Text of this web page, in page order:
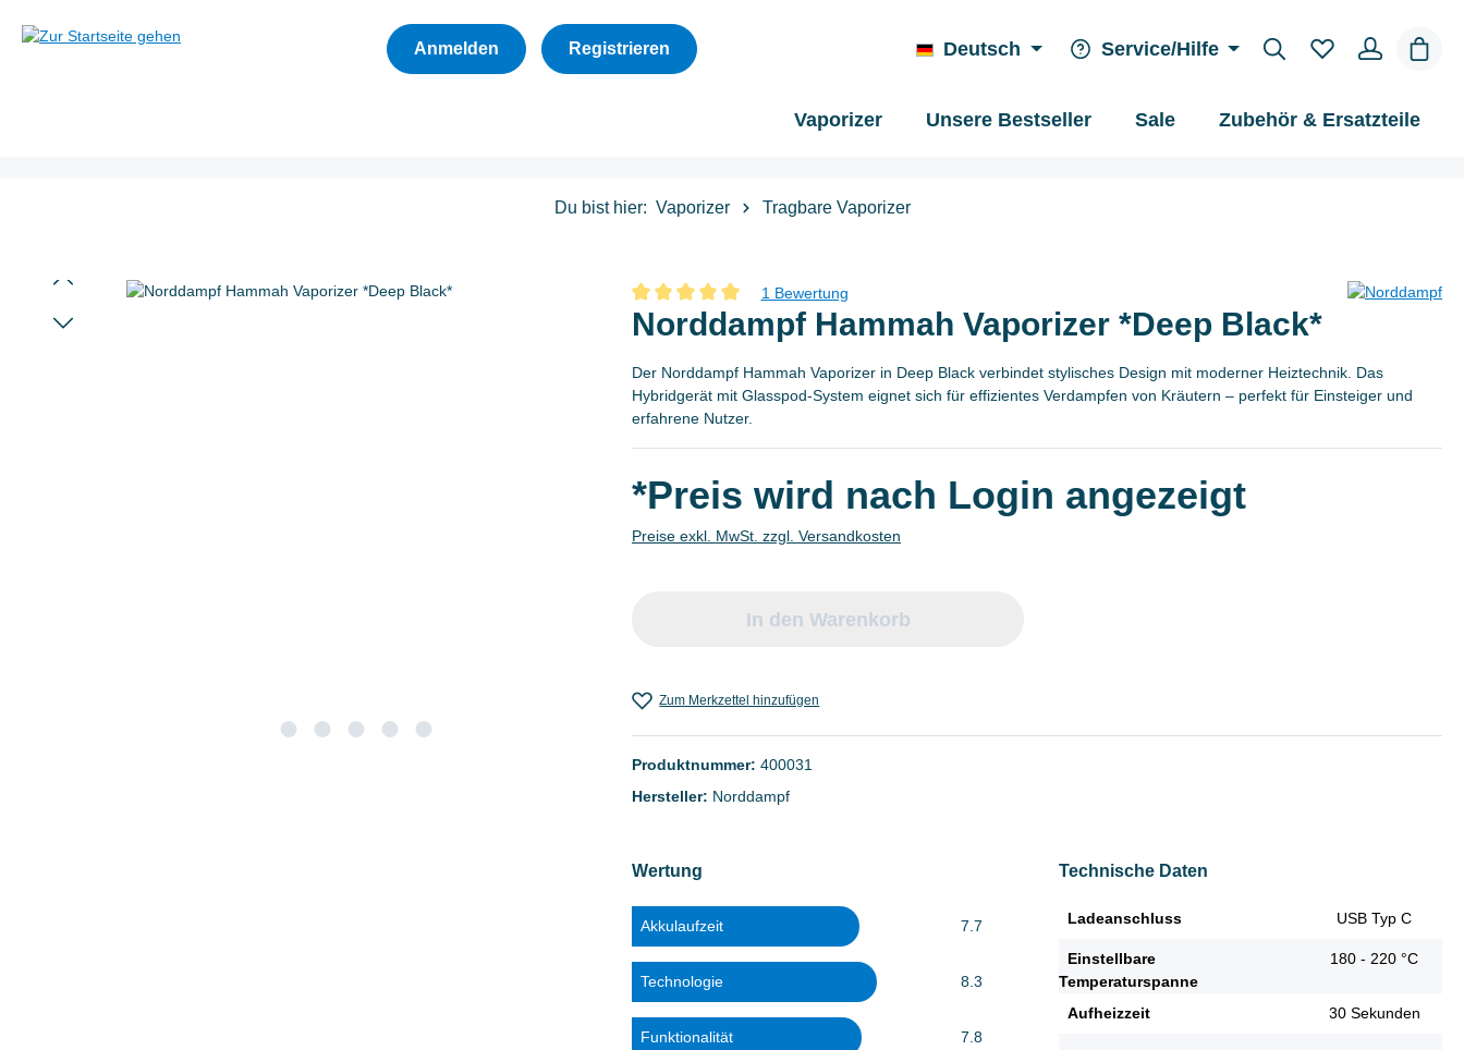
Hauptnavigation springen
Deutsch Service/Hilfe
Anmelden Registrieren
Vaporizer Unsere Bestseller Sale Zubehör & Ersatzteile
Du bist hier: Vaporizer Tragbare Vaporizer
Bildergalerie überspringen
Durchschnittliche Bewertung von 5 von 5 Sternen
1 Bewertung
Norddampf Hammah Vaporizer *Deep Black*
Der Norddampf Hammah Vaporizer in Deep Black verbindet stylisches Design mit moderner Heiztechnik. Das
Hybridgerät mit Glasspod-System eignet sich für effizientes Verdampfen von Kräutern – perfekt für Einsteiger und
erfahrene Nutzer.
*Preis wird nach Login angezeigt
Preise exkl. MwSt. zzgl. Versandkosten
In den Warenkorb
Zum Merkzettel hinzufügen
Produktnummer: 400031
Hersteller: Norddampf
Wertung
Akkulaufzeit 7.7
Technologie 8.3
Funktionalität 7.8
Technische Daten
Ladeanschluss USB Typ C
Einstellbare
Temperaturspanne
180 - 220 °C
Aufheizzeit 30 Sekunden